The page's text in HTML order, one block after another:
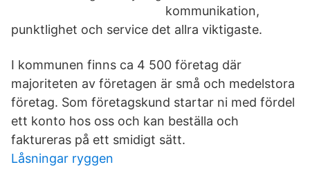
kommunikation,
punktlighet och service det allra viktigaste.
I kommunen finns ca 4 500 företag där
majoriteten av företagen är små och medelstora
företag. Som företagskund startar ni med fördel
ett konto hos oss och kan beställa och
faktureras på ett smidigt sätt.
Låsningar ryggen